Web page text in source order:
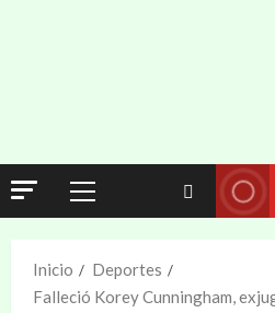
Inicio
Deportes
Falleció Korey Cunningham,